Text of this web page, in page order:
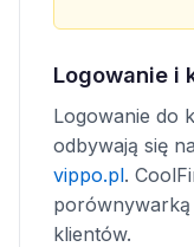
Logowanie i
Logowanie do
odbywają się
vippo.pl.
porównywarką
klientów.